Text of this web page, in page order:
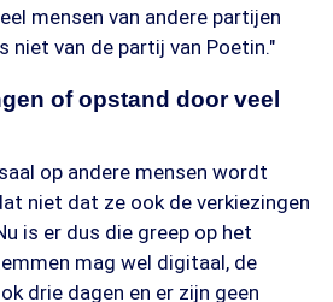
mensen van andere partijen
niet van de partij van Poetin."
of opstand door veel
op andere mensen wordt
niet dat ze ook de verkiezingen
is er dus die greep op het
mag wel digitaal, de
drie dagen en er zijn geen